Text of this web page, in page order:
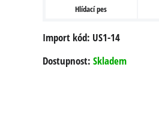
Hlídací pes
Import kód: US1-14
Dostupnost: Skladem